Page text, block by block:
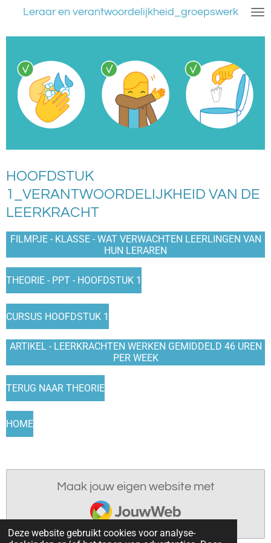
Deze website gebruikt cookies voor analyse-
hoofdinhoud
Leraar en verantwoordelijkheid_groepswerk
HOOFDSTUK
1_VERANTWOORDELIJKHEID VAN DE
LEERKRACHT
FILMPJE - KLASSE - WAT VERWACHTEN LEERLINGEN VAN
HUN LERAREN
THEORIE - PPT - HOOFDSTUK 1
CURSUS HOOFDSTUK 1
ARTIKEL - LEERKRACHTEN WERKEN GEMIDDELD 46 UREN
PER WEEK
TERUG NAAR THEORIE
HOME
Maak jouw eigen website met
JouwWeb